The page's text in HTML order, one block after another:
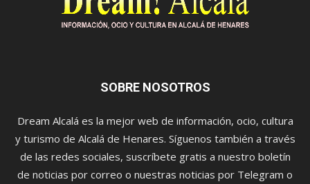
SOBRE NOSOTROS
Dream Alcalá es la mejor web de información, ocio, cultura
y turismo de Alcalá de Henares. Síguenos también a través
de las redes sociales, suscríbete gratis a nuestro boletín
de noticias por correo o nuestras noticias por Telegram o